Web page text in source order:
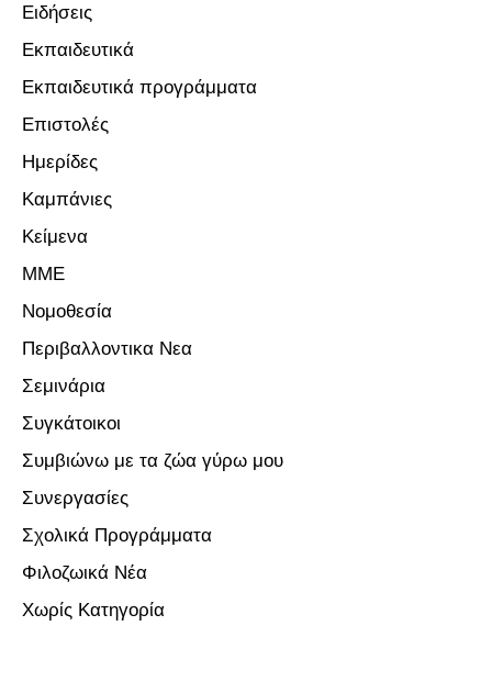
Ειδήσεις
Εκπαιδευτικά
Εκπαιδευτικά προγράμματα
Επιστολές
Ημερίδες
Καμπάνιες
Κείμενα
ΜΜΕ
Νομοθεσία
Περιβαλλοντικα Νεα
Σεμινάρια
Συγκάτοικοι
Συμβιώνω με τα ζώα γύρω μου
Συνεργασίες
Σχολικά Προγράμματα
Φιλοζωικά Νέα
Χωρίς Κατηγορία